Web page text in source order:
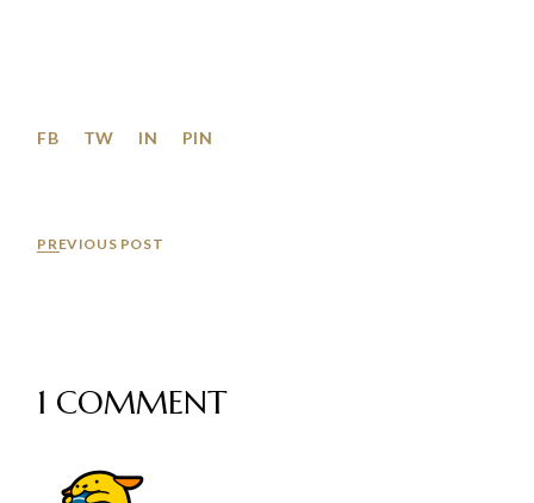
FB TW IN PIN
PREVIOUS POST
1 COMMENT